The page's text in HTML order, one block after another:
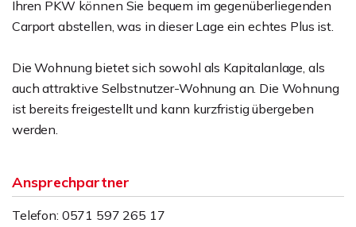
Ihren PKW können Sie bequem im gegenüberliegenden
Carport abstellen, was in dieser Lage ein echtes Plus ist.
Die Wohnung bietet sich sowohl als Kapitalanlage, als
auch attraktive Selbstnutzer-Wohnung an. Die Wohnung
ist bereits freigestellt und kann kurzfristig übergeben
werden.
Ansprechpartner
Telefon: 0571 597 265 17